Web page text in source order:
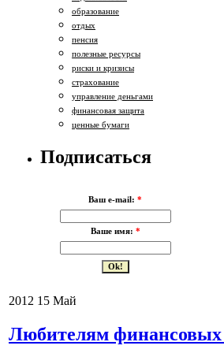
образование
отдых
пенсия
полезные ресурсы
риски и кризисы
страхование
управление деньгами
финансовая защита
ценные бумаги
Подписаться
Ваш e-mail: *
Ваше имя: *
2012 15 Май
Любителям